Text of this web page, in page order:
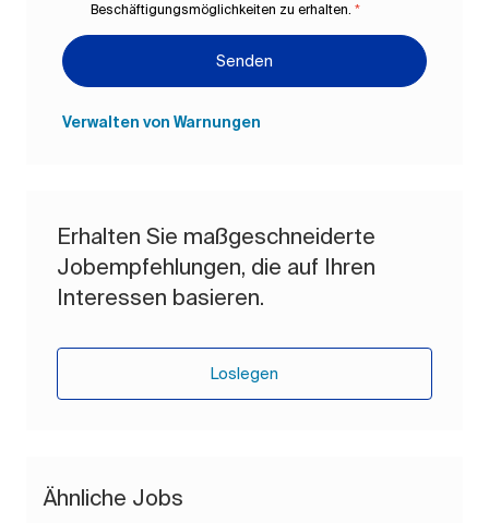
Beschäftigungsmöglichkeiten zu erhalten. *
Senden
Verwalten von Warnungen
Erhalten Sie maßgeschneiderte
Jobempfehlungen, die auf Ihren
Interessen basieren.
Loslegen
Ähnliche Jobs